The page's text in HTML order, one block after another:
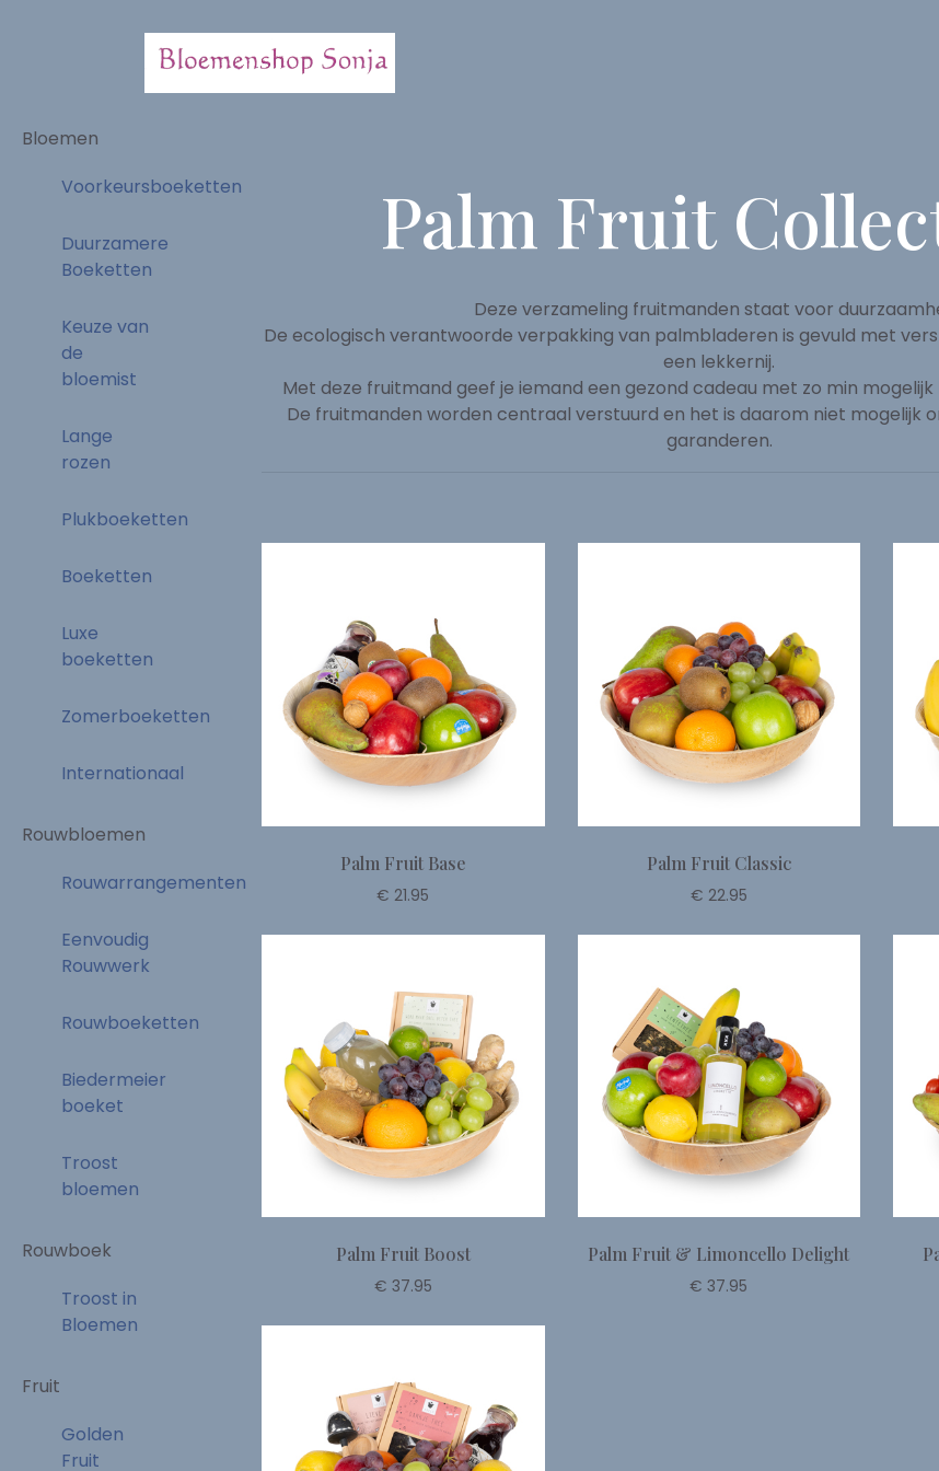
Bloemen
Voorkeursboeketten
Duurzamere
Boeketten
Keuze van
de
bloemist
Lange
rozen
Plukboeketten
Boeketten
Luxe
boeketten
Zomerboeketten
Internationaal
Rouwbloemen
Rouwarrangementen
Eenvoudig
Rouwwerk
Rouwboeketten
Biedermeier
boeket
Troost
bloemen
Rouwboek
Troost in
Bloemen
Fruit
Golden
Fruit
Palm Fruit
Deze verzameling fruitmanden staat voor
De ecologisch verantwoorde verpakking van palmbladeren is gevuld met
een lekkernij.
Met deze fruitmand geef je iemand een gezond cadeau met zo min
De fruitmanden worden centraal verstuurd en het is daarom niet mogelijk
garanderen.
Palm Fruit Base
€ 21.95
Palm Fruit Classic
€ 22.95
Palm Fruit Boost
€ 37.95
Palm Fruit & Limoncello Delight
€ 37.95